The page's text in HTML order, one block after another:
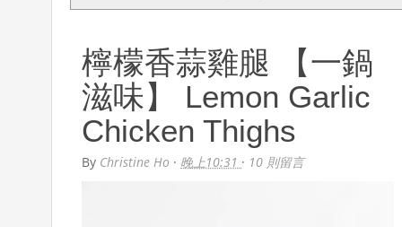
檸檬香蒜雞腿 【一鍋
滋味】 Lemon Garlic
Chicken Thighs
By Christine Ho · 晚上10:31 · 10 則留言